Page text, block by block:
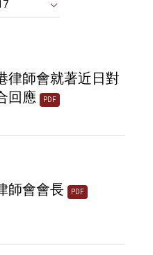
律師會就著近日對
回應
PDF
師會會長
PDF